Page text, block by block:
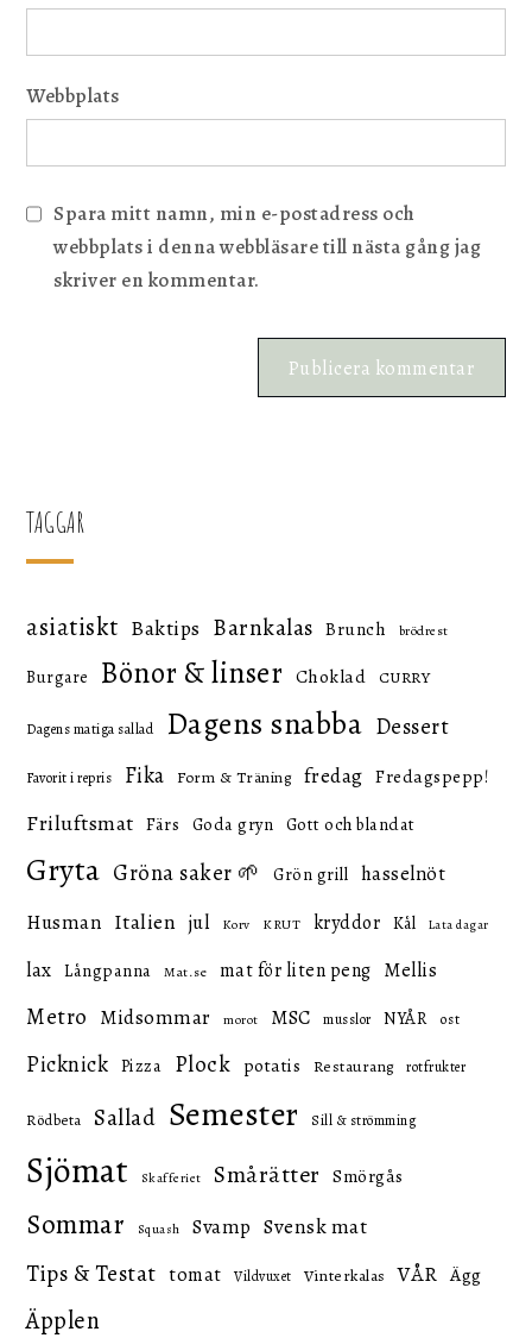
Webbplats
Spara mitt namn, min e-postadress och
webbplats i denna webbläsare till nästa gång jag
skriver en kommentar.
TAGGAR
asiatiskt Baktips Barnkalas Brunch brödrest
Burgare Bönor & linser Choklad CURRY
Dagens matiga sallad Dagens snabba Dessert
Favorit i repris Fika Form & Träning fredag Fredagspepp!
Friluftsmat Färs Goda gryn Gott och blandat
Gryta Gröna saker 🌱 Grön grill hasselnöt
Husman Italien jul Korv KRUT kryddor Kål Lata dagar
lax Långpanna Mat.se mat för liten peng Mellis
Metro Midsommar morot MSC musslor NYÅR ost
Picknick Pizza Plock potatis Restaurang rotfrukter
Rödbeta Sallad Semester Sill & strömming
Sjömat Skafferiet Smårätter Smörgås
Sommar Squash Svamp Svensk mat
Tips & Testat tomat Vildvuxet Vinterkalas VÅR Ägg
Äpplen